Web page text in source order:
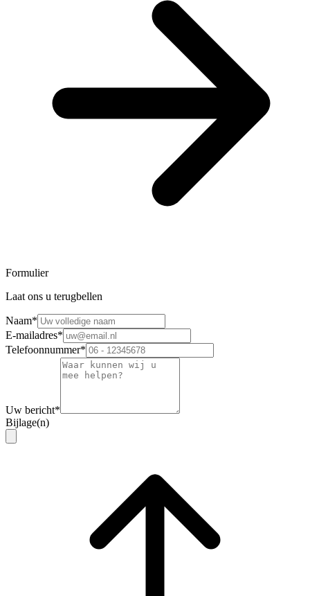
Formulier
Laat ons u terugbellen
Naam*
E-mailadres*
Telefoonnummer*
Uw bericht*
Bijlage(n)